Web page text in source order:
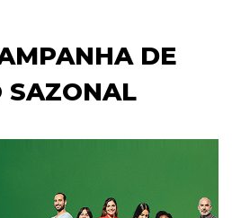
DE
SAZONAL